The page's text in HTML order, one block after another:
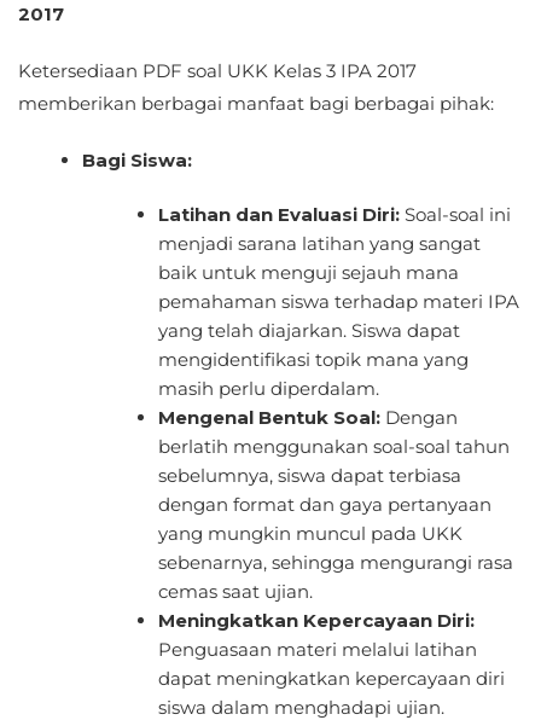
2017
Ketersediaan PDF soal UKK Kelas 3 IPA 2017
memberikan berbagai manfaat bagi berbagai pihak:
Bagi Siswa:
Latihan dan Evaluasi Diri:Soal-soal ini
menjadi sarana latihan yang sangat
baik untuk menguji sejauh mana
pemahaman siswa terhadap materi IPA
yang telah diajarkan. Siswa dapat
mengidentifikasi topik mana yang
masih perlu diperdalam.
Mengenal Bentuk Soal:Dengan
berlatih menggunakan soal-soal tahun
sebelumnya, siswa dapat terbiasa
dengan format dan gaya pertanyaan
yang mungkin muncul pada UKK
sebenarnya, sehingga mengurangi rasa
cemas saat ujian.
Meningkatkan Kepercayaan Diri:
Penguasaan materi melalui latihan
dapat meningkatkan kepercayaan diri
siswa dalam menghadapi ujian.